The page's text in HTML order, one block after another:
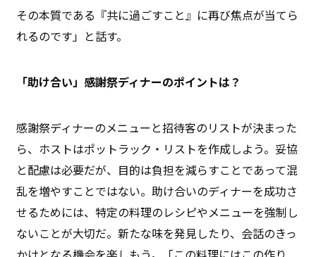
その本質である『共に過ごすこと』に再び焦点が当てら
れるのです」と話す。
「助け合い」感謝祭ディナーのポイントは？
感謝祭ディナーのメニューと招待客のリストが決まった
ら、ホストはポットラック・リストを作成しよう。妥協
と配慮は必要だが、目的は負担を減らすことであって混
乱を増やすことではない。助け合いのディナーを成功さ
せるためには、特定の料理のレシピやメニューを強制し
ないことが大切だ。新たな味を発見したり、会話のきっ